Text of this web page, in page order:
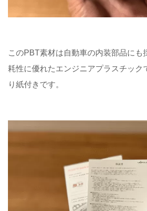
このPBT素材は自動車の内装部品にも
耗性に優れたエンジニアプラスチック
り紙付きです。